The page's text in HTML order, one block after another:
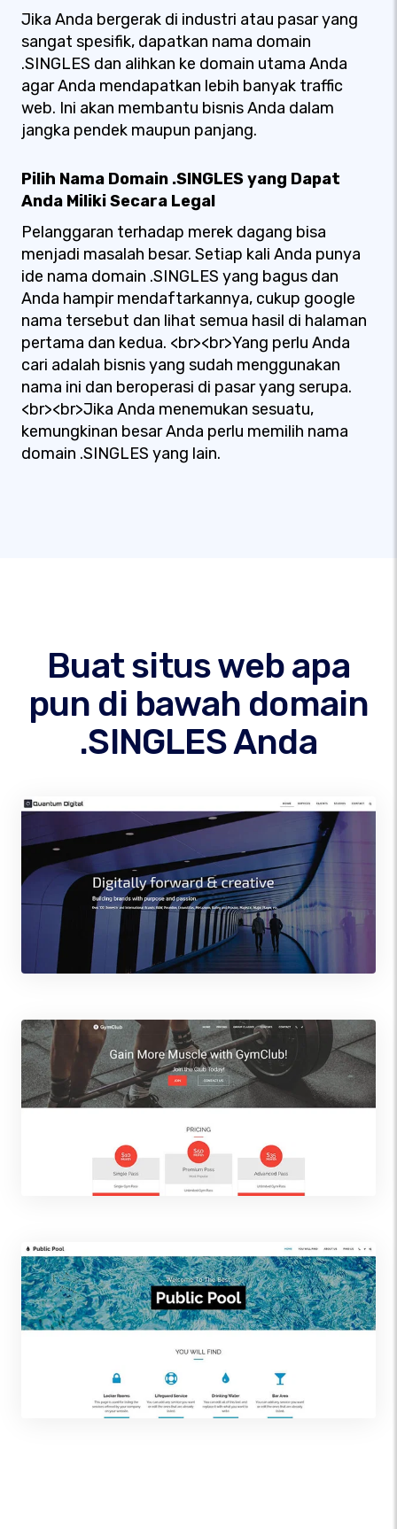
Jika Anda bergerak di industri atau pasar yang
sangat spesifik, dapatkan nama domain
.SINGLES dan alihkan ke domain utama Anda
agar Anda mendapatkan lebih banyak traffic
web. Ini akan membantu bisnis Anda dalam
jangka pendek maupun panjang.
Pilih Nama Domain .SINGLES yang Dapat
Anda Miliki Secara Legal
Pelanggaran terhadap merek dagang bisa
menjadi masalah besar. Setiap kali Anda punya
ide nama domain .SINGLES yang bagus dan
Anda hampir mendaftarkannya, cukup google
nama tersebut dan lihat semua hasil di halaman
pertama dan kedua. <br><br>Yang perlu Anda
cari adalah bisnis yang sudah menggunakan
nama ini dan beroperasi di pasar yang serupa.
<br><br>Jika Anda menemukan sesuatu,
kemungkinan besar Anda perlu memilih nama
domain .SINGLES yang lain.
Buat situs web apa
pun di bawah domain
.SINGLES Anda